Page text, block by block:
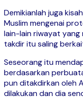
Demikianlah juga
Muslim mengenai
lain-lain riwayat yang
takdir itu saling
Seseorang itu
berdasarkan
pun ditakdirkan oleh
dilakukan dan dia